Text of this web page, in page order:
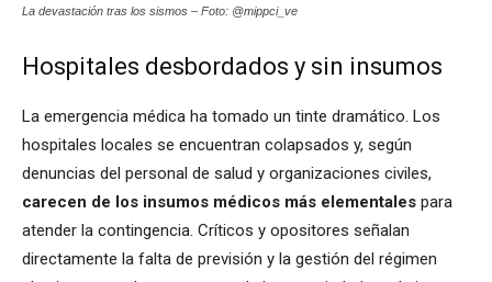
La devastación tras los sismos – Foto: @mippci_ve
Hospitales desbordados y sin insumos
La emergencia médica ha tomado un tinte dramático. Los
hospitales locales se encuentran colapsados y, según
denuncias del personal de salud y organizaciones civiles,
carecen de los insumos médicos más elementales para
atender la contingencia. Críticos y opositores señalan
directamente la falta de previsión y la gestión del régimen